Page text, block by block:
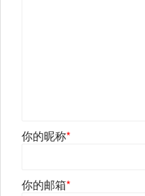
你的昵称*
你的邮箱*